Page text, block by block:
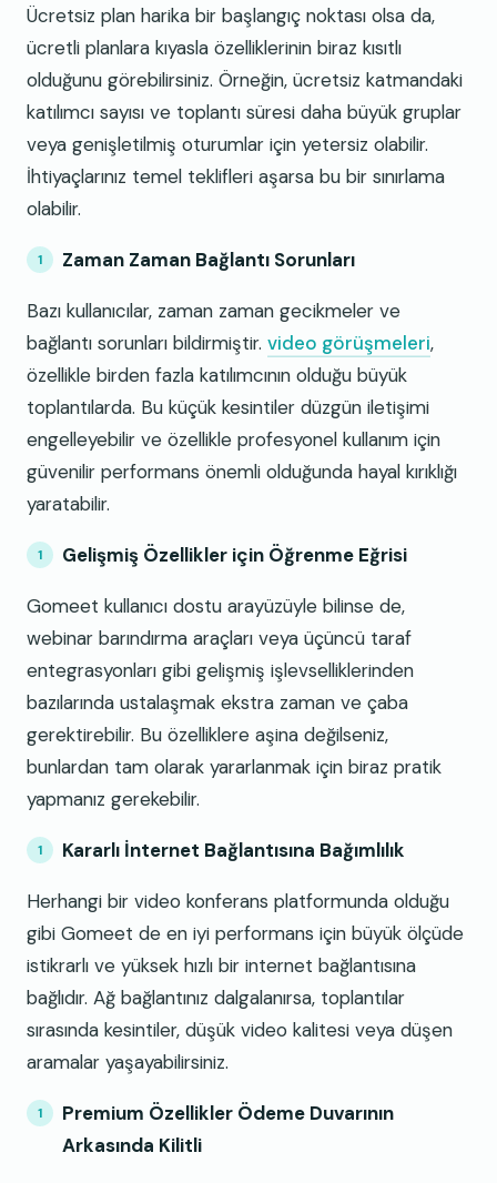
Ücretsiz plan harika bir başlangıç noktası olsa da,
ücretli planlara kıyasla özelliklerinin biraz kısıtlı
olduğunu görebilirsiniz. Örneğin, ücretsiz katmandaki
katılımcı sayısı ve toplantı süresi daha büyük gruplar
veya genişletilmiş oturumlar için yetersiz olabilir.
İhtiyaçlarınız temel teklifleri aşarsa bu bir sınırlama
olabilir.
Zaman Zaman Bağlantı Sorunları
Bazı kullanıcılar, zaman zaman gecikmeler ve
bağlantı sorunları bildirmiştir. video görüşmeleri,
özellikle birden fazla katılımcının olduğu büyük
toplantılarda. Bu küçük kesintiler düzgün iletişimi
engelleyebilir ve özellikle profesyonel kullanım için
güvenilir performans önemli olduğunda hayal kırıklığı
yaratabilir.
Gelişmiş Özellikler için Öğrenme Eğrisi
Gomeet kullanıcı dostu arayüzüyle bilinse de,
webinar barındırma araçları veya üçüncü taraf
entegrasyonları gibi gelişmiş işlevselliklerinden
bazılarında ustalaşmak ekstra zaman ve çaba
gerektirebilir. Bu özelliklere aşina değilseniz,
bunlardan tam olarak yararlanmak için biraz pratik
yapmanız gerekebilir.
Kararlı İnternet Bağlantısına Bağımlılık
Herhangi bir video konferans platformunda olduğu
gibi Gomeet de en iyi performans için büyük ölçüde
istikrarlı ve yüksek hızlı bir internet bağlantısına
bağlıdır. Ağ bağlantınız dalgalanırsa, toplantılar
sırasında kesintiler, düşük video kalitesi veya düşen
aramalar yaşayabilirsiniz.
Premium Özellikler Ödeme Duvarının
Arkasında Kilitli